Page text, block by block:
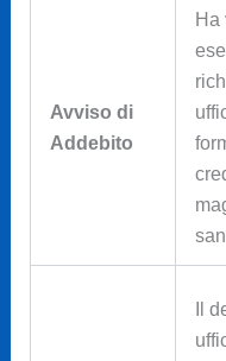
Avviso di
Addebito
Ha
Il